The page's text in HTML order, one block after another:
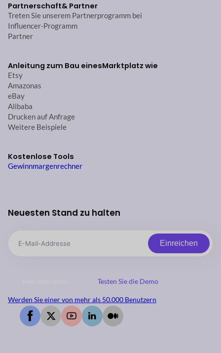
Partnerschaft& Partner
Treten Sie unserem Partnerprogramm bei
Influencer-Programm
Partner
Anleitung zum Bau einesMarktplatz wie
Etsy
Amazonas
eBay
Alibaba
Drucken auf Anfrage
Weitere Beispiele
Kostenlose Tools
Gewinnmargenrechner
Neuesten Stand zu halten
Einreichen
Testen Sie die Demo
Werden Sie einer von mehr als 50.000 Benutzern